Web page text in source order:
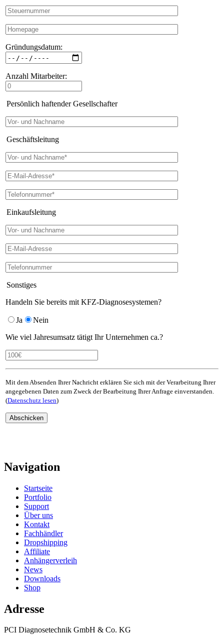
Gründungsdatum:
Anzahl Mitarbeiter:
Persönlich haftender Gesellschafter
Geschäftsleitung
Einkaufsleitung
Sonstiges
Handeln Sie bereits mit KFZ-Diagnosesystemen?
Ja
Nein
Wie viel Jahresumsatz tätigt Ihr Unternehmen ca.?
Mit dem Absenden Ihrer Nachricht erklären Sie sich mit der Verarbeitung Ihrer
angegebenen Daten zum Zweck der Bearbeitung Ihrer Anfrage einverstanden.
(Datenschutz lesen)
Navigation
Startseite
Portfolio
Support
Über uns
Kontakt
Fachhändler
Dropshipping
Affiliate
Anhängerverleih
News
Downloads
Shop
Adresse
PCI Diagnosetechnik GmbH & Co. KG